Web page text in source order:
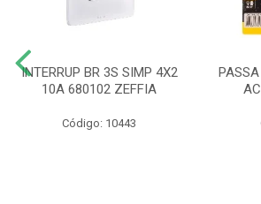
INTERRUP BR 3S SIMP 4X2
10A 680102 ZEFFIA
Código: 10443